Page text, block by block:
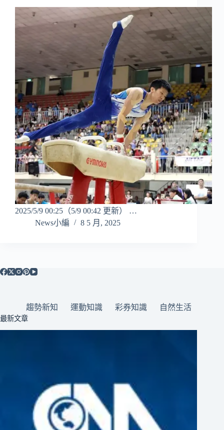
2025/5/9 00:25（5/9 00:42 更新） …
News小編
8 5 月, 2025
趨勢新知 運動知識 彩券知識 自然生活
最新文章